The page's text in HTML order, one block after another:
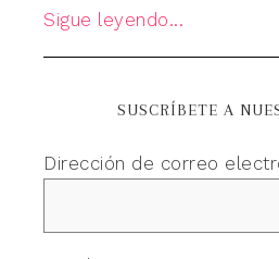
Sigue leyendo...
SUSCRÍBETE A
Dirección de correo